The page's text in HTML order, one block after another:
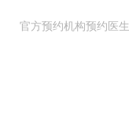
官方预约机构预约医